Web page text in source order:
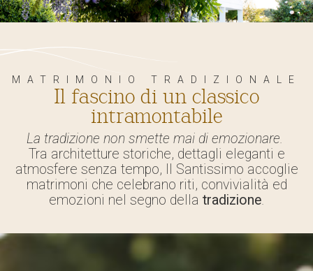
MATRIMONIO TRADIZIONALE
Il fascino di un classico
intramontabile
La tradizione non smette mai di emozionare.
Tra architetture storiche, dettagli eleganti e
atmosfere senza tempo, Il Santissimo accoglie
matrimoni che celebrano riti, convivialità ed
emozioni nel segno della tradizione.